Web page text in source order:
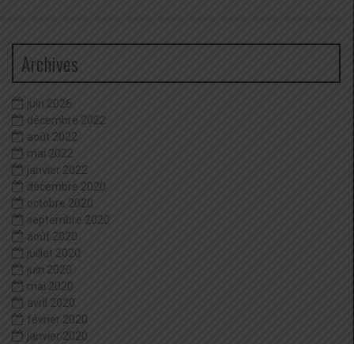
Archives
juin 2026
décembre 2022
août 2022
mai 2022
janvier 2022
décembre 2020
octobre 2020
septembre 2020
août 2020
juillet 2020
juin 2020
mai 2020
avril 2020
février 2020
janvier 2020